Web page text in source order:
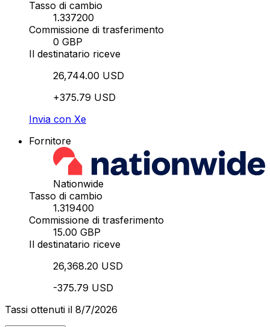
Tasso di cambio
1.337200
Commissione di trasferimento
0 GBP
Il destinatario riceve
26,744.00 USD
+375.79 USD
Invia con Xe
Fornitore
Nationwide
Tasso di cambio
1.319400
Commissione di trasferimento
15.00 GBP
Il destinatario riceve
26,368.20 USD
-375.79 USD
Tassi ottenuti il 8/7/2026